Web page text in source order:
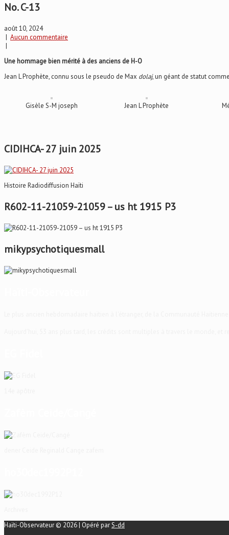
No. C-13
août 10, 2024
| Aucun commentaire
|
Une hommage bien mérité à des anciens de H-O
Jean L Prophète, connu sous le pseudo de Max dolaj, un géant de statut
Gisèle S-M joseph Jean L Prophète
CIDIHCA- 27 juin 2025
Histoire Radiodiffusion Haïti
R602-11-21059-21059 – us ht 1915 P3
mikypsychotiquesmall
Haïti-Observateur © 2026 | Opéré parS-dd